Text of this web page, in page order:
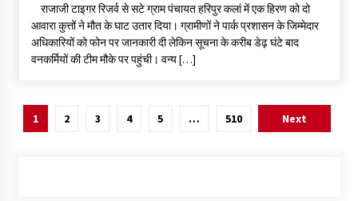
राजाजी टाइगर रिजर्व से सटे ग्राम पंचायत हरिपुर कलां में एक हिरण को दो
आवारा कुत्तों ने मौत के घाट उतार दिया। ग्रामीणों ने पार्क प्रशासन के जिम्मेदार
अधिकारियों को फोन पर जानकारी दी लेकिन सूचना के करीब डेढ़ घंटे बाद
वनकर्मियों की टीम मौके पर पहुंची। वन्य […]
Posts
1 2 3 4 5 … 510 Next